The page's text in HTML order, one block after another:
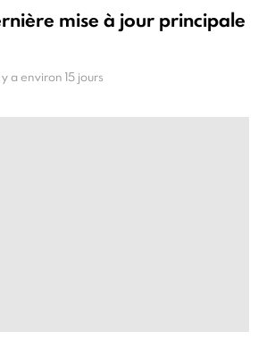
mise à jour principale
y a environ 15 jours